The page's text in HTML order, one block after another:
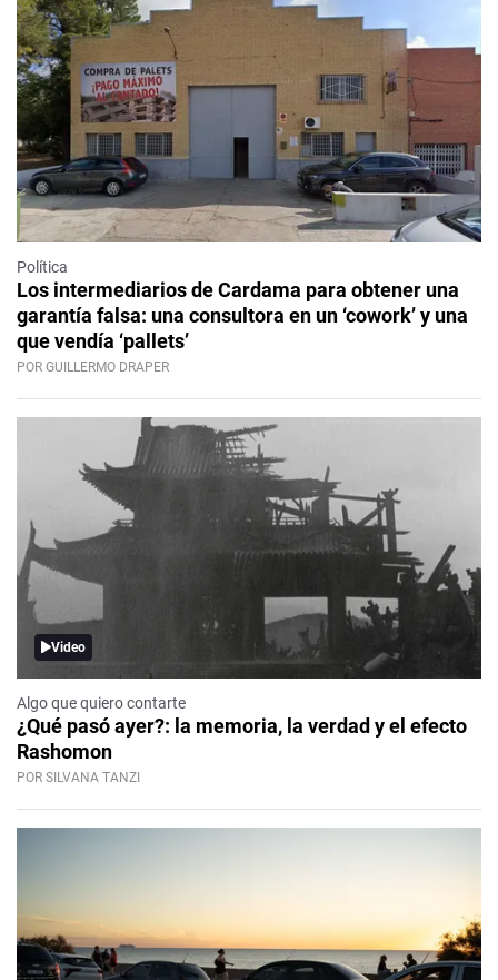
Política
Los intermediarios de Cardama para obtener una
garantía falsa: una consultora en un ‘cowork’ y una
que vendía ‘pallets’
POR GUILLERMO DRAPER
Video
Algo que quiero contarte
¿Qué pasó ayer?: la memoria, la verdad y el efecto
Rashomon
POR SILVANA TANZI